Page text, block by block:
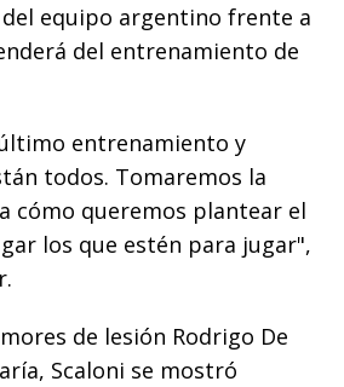
equipo argentino frente a
del entrenamiento de
entrenamiento y
todos. Tomaremos la
cómo queremos plantear el
los que estén para jugar",
de lesión Rodrigo De
Scaloni se mostró